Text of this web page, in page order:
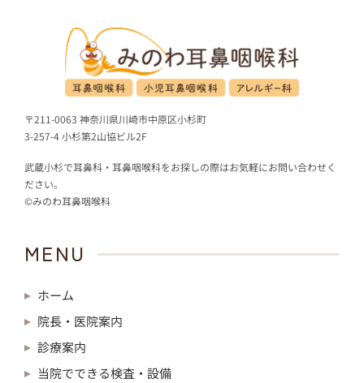
〒211-0063 神奈川県川崎市中原区小杉町
3-257-4 小杉第2山協ビル2F
武蔵小杉で耳鼻科・耳鼻咽喉科をお探しの際はお気軽にお問い合わせく
ださい。
©みのわ耳鼻咽喉科
MENU
ホーム
院長・医院案内
診療案内
当院でできる検査・設備